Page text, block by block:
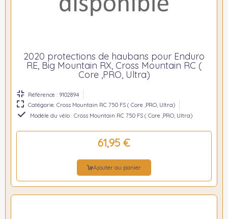
2020 protections de haubans pour Enduro
RE, Big Mountain RX, Cross Mountain RC (
Core ,PRO, Ultra)
Référence : 9102894
Catégorie: Cross Mountain RC 750 FS ( Core ,PRO, Ultra)
Modèle du vélo : Cross Mountain RC 750 FS ( Core ,PRO, Ultra)
61,95 €
Ajouter au panier